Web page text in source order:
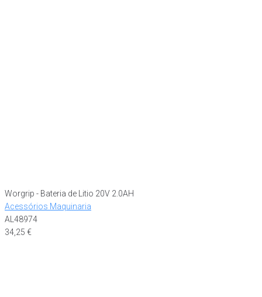
Worgrip - Bateria de Litio 20V 2.0AH
Acessórios Maquinaria
AL48974
34,25 €